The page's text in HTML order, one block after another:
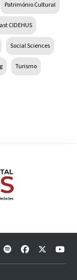
Património Cultural
CIDEHUS
Social Sciences
Turismo